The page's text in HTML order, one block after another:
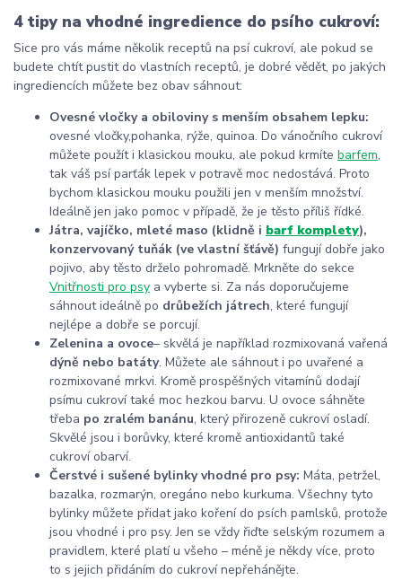
4 tipy na vhodné ingredience do psího cukroví:
Sice pro vás máme několik receptů na psí cukroví, ale pokud se
budete chtít pustit do vlastních receptů, je dobré vědět, po jakých
ingrediencích můžete bez obav sáhnout:
Ovesné vločky a obiloviny s menším obsahem lepku:
ovesné vločky,pohanka, rýže, quinoa. Do vánočního cukroví
můžete použít i klasickou mouku, ale pokud krmíte barfem,
tak váš psí parťák lepek v potravě moc nedostává. Proto
bychom klasickou mouku použili jen v menším množství.
Ideálně jen jako pomoc v případě, že je těsto příliš řídké.
Játra, vajíčko, mleté maso (klidně i barf komplety),
konzervovaný tuňák (ve vlastní šťávě) fungují dobře jako
pojivo, aby těsto drželo pohromadě. Mrkněte do sekce
Vnitřnosti pro psy a vyberte si. Za nás doporučujeme
sáhnout ideálně po drůbežích játrech, které fungují
nejlépe a dobře se porcují.
Zelenina a ovoce– skvělá je například rozmixovaná vařená
dýně nebo batáty. Můžete ale sáhnout i po uvařené a
rozmixované mrkvi. Kromě prospěšných vitamínů dodají
psímu cukroví také moc hezkou barvu. U ovoce sáhněte
třeba po zralém banánu, který přirozeně cukroví osladí.
Skvělé jsou i borůvky, které kromě antioxidantů také
cukroví obarví.
Čerstvé i sušené bylinky vhodné pro psy: Máta, petržel,
bazalka, rozmarýn, oregáno nebo kurkuma. Všechny tyto
bylinky můžete přidat jako koření do psích pamlsků, protože
jsou vhodné i pro psy. Jen se vždy řiďte selským rozumem a
pravidlem, které platí u všeho – méně je někdy více, proto
to s jejich přidáním do cukroví nepřehánějte.